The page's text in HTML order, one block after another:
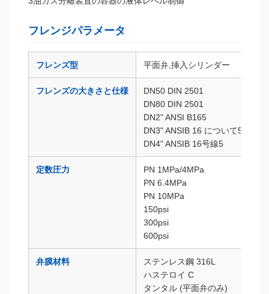
フレンジパラメータ
フレンズ型 平面弁,挿入シリンダー
フレンズの大きさと仕様
DN50 DIN 2501
DN80 DIN 2501
DN2" ANSI B165
DN3" ANSIB 16 について5
DN4" ANSIB 16号線5
定数圧力
PN 1MPa/4MPa
PN 6.4MPa
PN 10MPa
150psi
300psi
600psi
弁膜材料
ステンレス鋼 316L
ハステロイ C
タンタル (平面弁のみ)